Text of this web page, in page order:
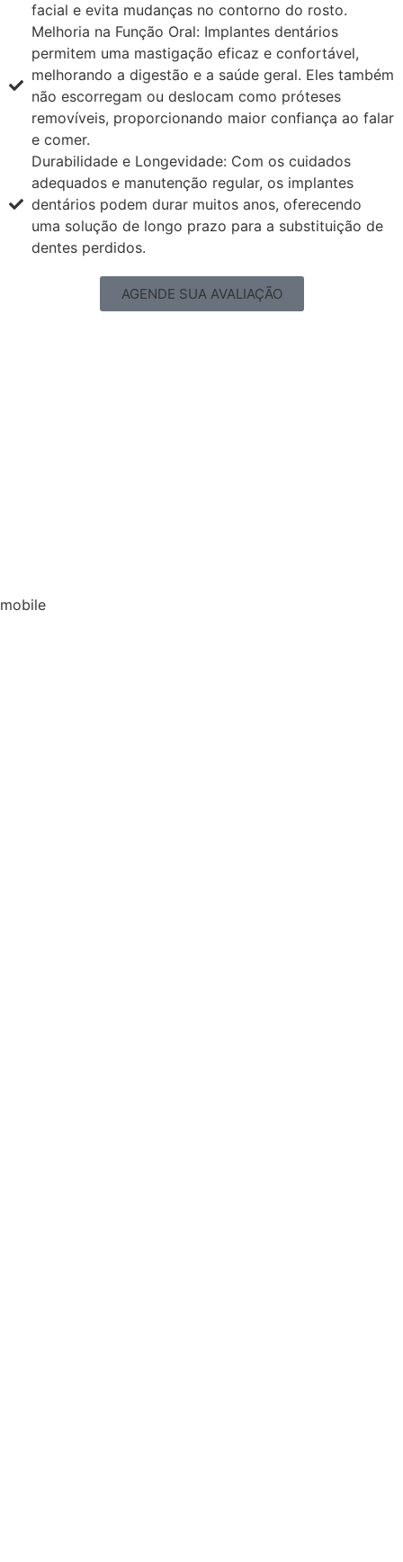
facial e evita mudanças no contorno do rosto.
Melhoria na Função Oral: Implantes dentários
permitem uma mastigação eficaz e confortável,
melhorando a digestão e a saúde geral. Eles também
não escorregam ou deslocam como próteses
removíveis, proporcionando maior confiança ao falar
e comer.
Durabilidade e Longevidade: Com os cuidados
adequados e manutenção regular, os implantes
dentários podem durar muitos anos, oferecendo
uma solução de longo prazo para a substituição de
dentes perdidos.
AGENDE SUA AVALIAÇÃO